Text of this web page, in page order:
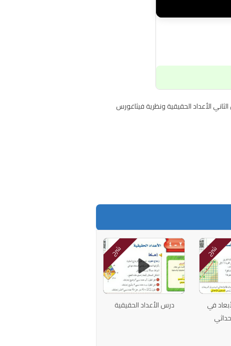
الثاني الأعداد الحقيقية ونظرية فيثاغورس
شرح
في
شرح
درس الأعداد الحقيقية